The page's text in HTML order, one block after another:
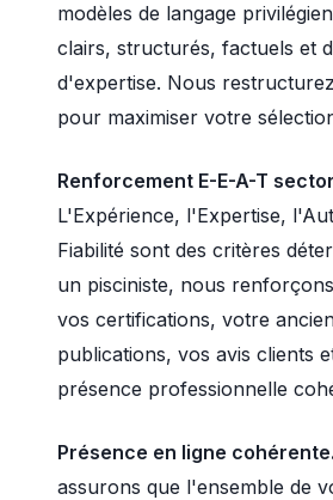
modèles de langage
clairs, structurés, factuels et
d'expertise. Nous
pour maximiser votre
Renforcement E-E-A-T
L'Expérience, l'Expertise,
Fiabilité sont des critères
un pisciniste, nous
vos certifications, votre
publications, vos avis clients
présence professionnelle
Présence en ligne cohérente.
assurons que l'ensemble de